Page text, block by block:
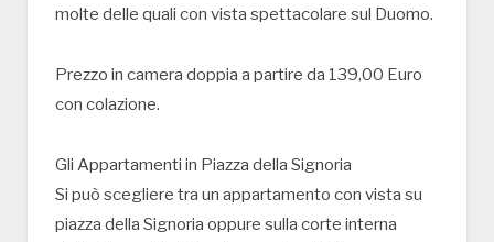
molte delle quali con vista spettacolare sul Duomo.
Prezzo in camera doppia a partire da 139,00 Euro
con colazione.
Gli Appartamenti in Piazza della Signoria
Si può scegliere tra un appartamento con vista su
piazza della Signoria oppure sulla corte interna